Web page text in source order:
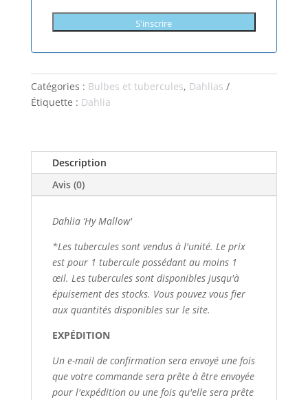
S'inscrire
Catégories : Bulbes et tubercules, Dahlias
Étiquette : Dahlia
Description
Avis (0)
Dahlia ‘Hy Mallow'
*Les tubercules sont vendus à l'unité. Le prix
est pour 1 tubercule possédant au moins 1
œil. Les tubercules sont disponibles jusqu'à
épuisement des stocks. Vous pouvez vous fier
aux quantités disponibles sur le site.
EXPÉDITION
Un e-mail de confirmation sera envoyé une fois
que votre commande sera prête à être envoyée
pour l'expédition ou une fois qu'elle sera prête